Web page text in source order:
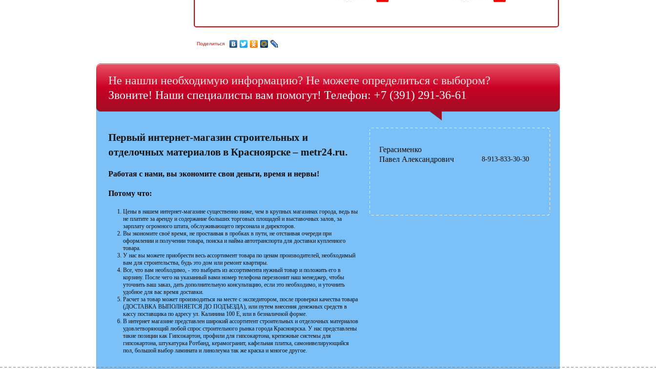
Поделиться
Не нашли необходимую информацию? Не можете определиться с выбором?
Звоните! Наши специалисты вам помогут! Телефон: +7 (391) 291-36-61
Первый интернет-магазин строительных и
отделочных материалов в Красноярске – metr24.ru.
Работая с нами, вы экономите свои деньги, время и нервы!
Потому что:
Цены в нашем интернет-магазине существенно ниже, чем в крупных магазинах города, ведь вы
не платите за аренду и содержание больших торговых площадей и выставочных залов, за
зарплату огромного штата, обслуживающего персонала и директоров.
Вы экономите своё время, не простаивая в пробках в пути, не отстаивая очереди при
оформлении и получении товара, поиска и найма автотранспорта для доставки купленного
товара.
У нас вы можете приобрести весь ассортимент товара по ценам производителей, необходимый
вам для строительства, будь это дом или ремонт квартиры.
Все, что вам необходимо, - это выбрать из ассортимента нужный товар и положить его в
корзину. После чего на указанный вами номер телефона перезвонит наш менеджер, чтобы
уточнить ваш заказ, дать дополнительную консультацию, если это необходимо, и уточнить
удобное для вас время доставки.
Расчет за товар может производиться на месте с экспедитором, после проверки качества товара
(ДОСТАВКА ВЫПОЛНЯЕТСЯ ДО ПОДЪЕЗДА), или путем внесения денежных средств в
кассу поставщика по адресу ул. Калинина 100 Е, или в безналичной форме.
В интернет магазине представлен широкий ассортитент строительных и отделочных материалов
удовлетворяющий любой спрос строительного рынка города Красноярска. У нас представлены
такие позиции как Гипсокартон, профили для гипсокартона, крепежные системы для
гипсокартона, штукатурка Ротбанд, керамогранит, кафельная плитка, самонивелирующийся
пол, большой выбор ламината и линолеума так же краска и многое другое.
Герасименко
Павел Александрович
8-913-833-30-30